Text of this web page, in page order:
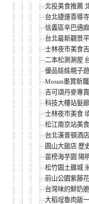
北投美食推薦
台北捷運善導
信義區辛巴適
台北最新觀景
士林夜市美食
二本松涮涮屋
優品娃娃親子
Mosun墨賞新
吉可頌丹麥專
科技大樓站髮
士林夜市美食
松江南京站美
台北漢普頓酒
圓山大飯店 歷
苗榜海芋園 陽
松竹園土雞城
前山公園紫藤
台灣味的鮮奶
大稻埕魯肉飯